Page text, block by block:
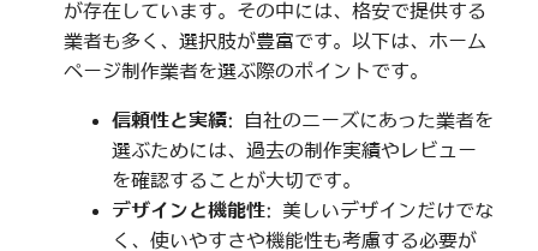
が存在しています。その中には、格安で提供する
業者も多く、選択肢が豊富です。以下は、ホーム
ページ制作業者を選ぶ際のポイントです。
信頼性と実績: 自社のニーズにあった業者を
選ぶためには、過去の制作実績やレビュー
を確認することが大切です。
デザインと機能性: 美しいデザインだけでな
く、使いやすさや機能性も考慮する必要が